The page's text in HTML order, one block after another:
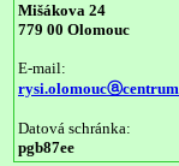
Mišákova 24
779 00 Olomouc
E-mail:
Datová schránka:
pgb87ee